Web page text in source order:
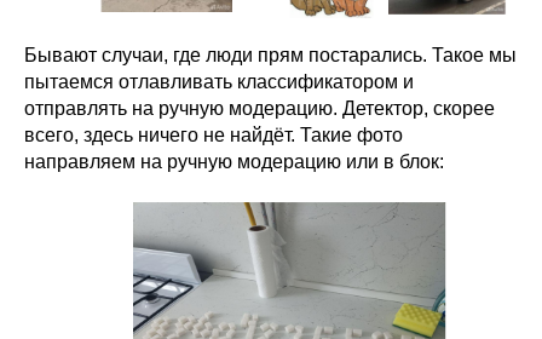
Бывают случаи, где люди прям постарались. Такое мы
пытаемся отлавливать классификатором и
отправлять на ручную модерацию. Детектор, скорее
всего, здесь ничего не найдёт. Такие фото
направляем на ручную модерацию или в блок: